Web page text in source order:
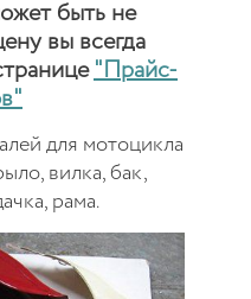
быть не
вы всегда
"Прайс-
для мотоцикла
вилка, бак,
рама.